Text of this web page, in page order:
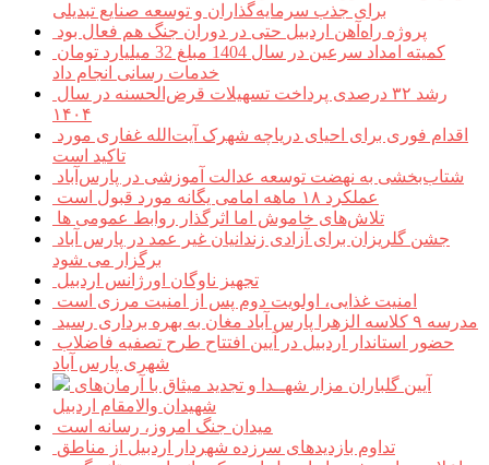
برای جذب سرمایه‌گذاران و توسعه صنایع تبدیلی
پروژه راه‌آهن اردبیل حتی در دوران جنگ هم فعال بود
خدمات رسانی انجام داد
۱۴۰۴
تاکید است
شتاب‌بخشی به نهضت توسعه عدالت آموزشی در پارس‌آباد
عملکرد ۱۸ ماهه امامی یگانه مورد قبول است
تلاش‌های خاموش اما اثرگذار روابط عمومی ها
برگزار می شود
تجهیز ناوگان اورژانس اردبیل
امنیت غذایی، اولویت دوم پس از امنیت مرزی است
مدرسه ۹ کلاسه الزهرا پارس آباد مغان به بهره برداری رسید
شهری پارس آباد
شهیدان والامقام اردبیل
میدان جنگ امروز، رسانه است
تداوم بازدیدهای سرزده شهردار اردبیل از مناطق